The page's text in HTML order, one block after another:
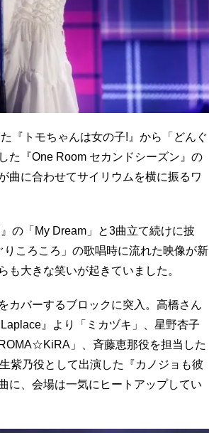
『トモちゃんは女の子!』から「どんぐ
た『One Room セカンドシーズン』の
曲に合わせてサイリウムを横に振るワ
の「My Dream」と3曲立て続けに披
ころころ」の歌唱時に流れた映像が新
も大きな笑いが起きていました。
カバーするブロックに突入。高橋さん
』より「ミカヅキ」、星野杏子
」、斉藤恵那役を担当した
紫乃役として出演した『カノジョも彼
に、会場は一気にヒートアップしてい